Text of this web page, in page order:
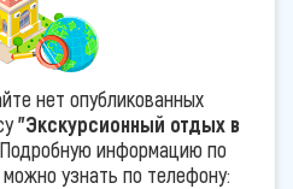
нет опубликованных
"Экскурсионный отдых в
информацию по
узнать по телефону: